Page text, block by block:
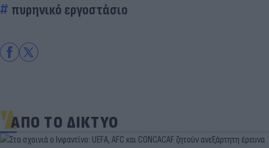
πυρηνικό εργοστάσιο
ΑΠΟ ΤΟ ΔΙΚΤΥΟ